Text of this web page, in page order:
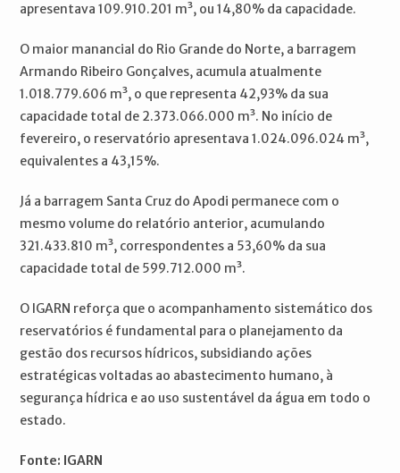
apresentava 109.910.201 m³, ou 14,80% da capacidade.
O maior manancial do Rio Grande do Norte, a barragem
Armando Ribeiro Gonçalves, acumula atualmente
1.018.779.606 m³, o que representa 42,93% da sua
capacidade total de 2.373.066.000 m³. No início de
fevereiro, o reservatório apresentava 1.024.096.024 m³,
equivalentes a 43,15%.
Já a barragem Santa Cruz do Apodi permanece com o
mesmo volume do relatório anterior, acumulando
321.433.810 m³, correspondentes a 53,60% da sua
capacidade total de 599.712.000 m³.
O IGARN reforça que o acompanhamento sistemático dos
reservatórios é fundamental para o planejamento da
gestão dos recursos hídricos, subsidiando ações
estratégicas voltadas ao abastecimento humano, à
segurança hídrica e ao uso sustentável da água em todo o
estado.
Fonte: IGARN